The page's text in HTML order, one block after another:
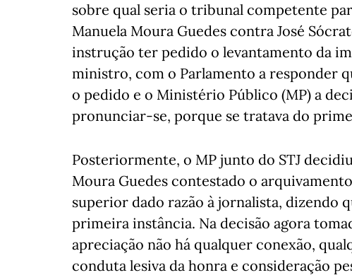
sobre qual seria o tribunal competente
Manuela Moura Guedes contra José
instrução ter pedido o levantamento da
ministro, com o Parlamento a responder
o pedido e o Ministério Público (MP) a
pronunciar-se, porque se tratava do
Posteriormente, o MP junto do STJ
Moura Guedes contestado o
superior dado razão à jornalista, dizendo
primeira instância. Na decisão agora
apreciação não há qualquer conexão,
conduta lesiva da honra e consideração